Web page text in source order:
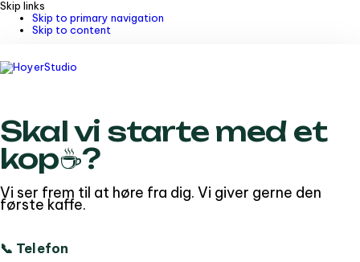
Skip links
Skip to primary navigation
Skip to content
Skal vi starte med et
kop☕️?
Vi ser frem til at høre fra dig. Vi giver gerne den
første kaffe.
📞 Telefon